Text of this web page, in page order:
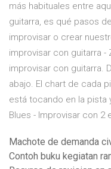
más habituales entre
guitarra, es qué pasos
improvisar o crear
improvisar con guitarra -
improvisar con guitarra.
abajo. El chart de cada
está tocando en la pista
Blues - Improvisar con 2
Machote de demanda
Contoh buku kegiatan